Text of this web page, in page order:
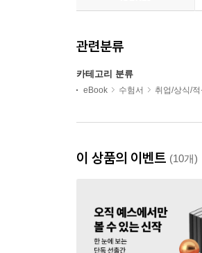
관련분류
카테고리 분류
eBook 수험서 취업/상식/
이 상품의 이벤트 (10개)